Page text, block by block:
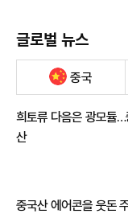
글로벌 뉴스
중국
희토류 다음은 광모듈
산
중국산 에어콘을 웃돈